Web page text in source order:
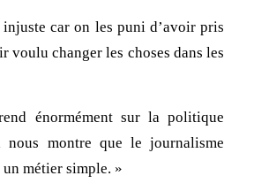
car on les puni d’avoir pris
voulu changer les choses dans les
énormément sur la politique
nous montre que le journalisme
métier simple. »